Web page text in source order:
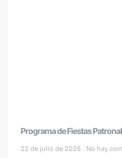
Programa de Fiestas
22 de julio de 2026 No hay